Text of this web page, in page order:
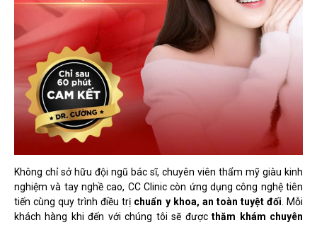
Không chỉ sở hữu đội ngũ bác sĩ, chuyên viên thẩm mỹ giàu kinh
nghiệm và tay nghề cao, CC Clinic còn ứng dụng công nghệ tiên
tiến cùng quy trình điều trị chuẩn y khoa, an toàn tuyệt đối. Mỗi
khách hàng khi đến với chúng tôi sẽ đượcthăm khám chuyên